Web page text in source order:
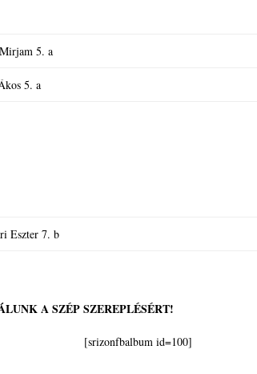
5. a
5. a
Eszter 7. b
A SZÉP SZEREPLÉSÉRT!
[srizonfbalbum id=100]